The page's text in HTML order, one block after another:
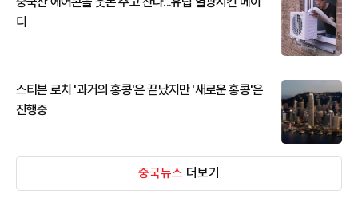
디
스티븐 로치 '과거의 홍콩'은 끝났지만 '새로운 홍콩'은
진행중
중국뉴스 더보기